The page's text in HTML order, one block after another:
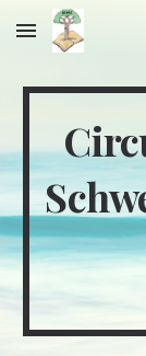
Skip to main